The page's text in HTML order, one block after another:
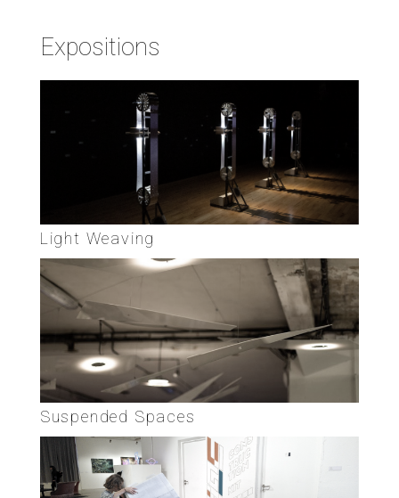
Expositions
Light Weaving
Suspended Spaces